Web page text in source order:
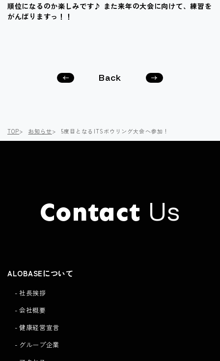
順位になるのか楽しみです♪ また来年の大会に向けて、練習を
がんばりますっ！！
次の
Back
前の
TOP お知らせ 5度目となるITSボウリング大会へ参加！
Contact Us
ALOBASEについて
社長挨拶
会社概要
健康経営宣言
グループ企業